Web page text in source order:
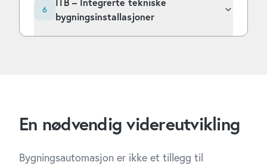
6
bygningsinstallasjoner
En nødvendig videreutvikling
Bygningsautomasjon er ikke et tillegg til